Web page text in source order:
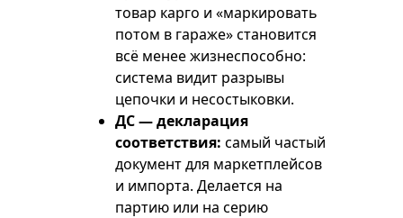
товар карго и «маркировать
потом в гараже» становится
всё менее жизнеспособно:
система видит разрывы
цепочки и несостыковки.
ДС — декларация
соответствия: самый частый
документ для маркетплейсов
и импорта. Делается на
партию или на серию